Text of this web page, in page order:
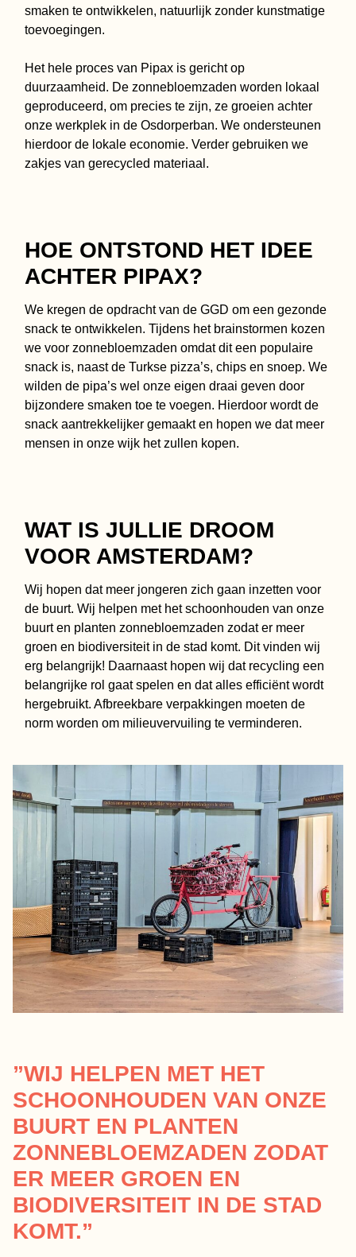
smaken te ontwikkelen, natuurlijk zonder kunstmatige
toevoegingen.
Het hele proces van Pipax is gericht op
duurzaamheid. De zonnebloemzaden worden lokaal
geproduceerd, om precies te zijn, ze groeien achter
onze werkplek in de Osdorperban. We ondersteunen
hierdoor de lokale economie. Verder gebruiken we
zakjes van gerecycled materiaal.
HOE ONTSTOND HET IDEE
ACHTER PIPAX?
We kregen de opdracht van de GGD om een gezonde
snack te ontwikkelen. Tijdens het brainstormen kozen
we voor zonnebloemzaden omdat dit een populaire
snack is, naast de Turkse pizza’s, chips en snoep. We
wilden de pipa’s wel onze eigen draai geven door
bijzondere smaken toe te voegen. Hierdoor wordt de
snack aantrekkelijker gemaakt en hopen we dat meer
mensen in onze wijk het zullen kopen.
WAT IS JULLIE DROOM
VOOR AMSTERDAM?
Wij hopen dat meer jongeren zich gaan inzetten voor
de buurt. Wij helpen met het schoonhouden van onze
buurt en planten zonnebloemzaden zodat er meer
groen en biodiversiteit in de stad komt. Dit vinden wij
erg belangrijk! Daarnaast hopen wij dat recycling een
belangrijke rol gaat spelen en dat alles efficiënt wordt
hergebruikt. Afbreekbare verpakkingen moeten de
norm worden om milieuvervuiling te verminderen.
”WIJ HELPEN MET HET
SCHOONHOUDEN VAN ONZE
BUURT EN PLANTEN
ZONNEBLOEMZADEN ZODAT
ER MEER GROEN EN
BIODIVERSITEIT IN DE STAD
KOMT.”